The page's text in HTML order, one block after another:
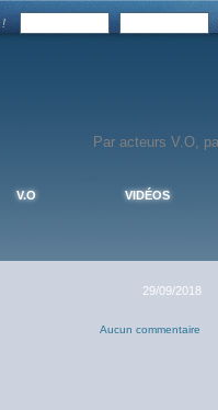
!
V.O VIDÉOS
29/09/2018
Aucun commentaire